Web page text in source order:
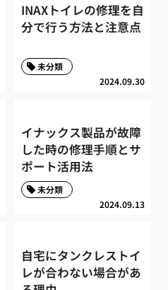
INAXトイレの修理を自
分で行う方法と注意点
2024.09.30
未分類
イナックス製品が故障
した時の修理手順とサ
ポート活用法
2024.09.13
未分類
自宅にタンクレストイ
レが合わない場合があ